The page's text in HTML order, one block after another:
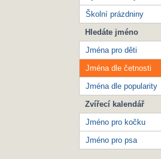
Školní prázdniny
Hledáte jméno
Jména pro děti
Jména dle četnosti
Jména dle popularity
Zvířecí kalendář
Jméno pro kočku
Jméno pro psa